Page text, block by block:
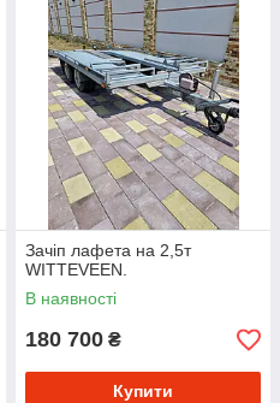
Зачіп лафета на 2,5т
WITTEVEEN.
В наявності
180 700 ₴
Купити